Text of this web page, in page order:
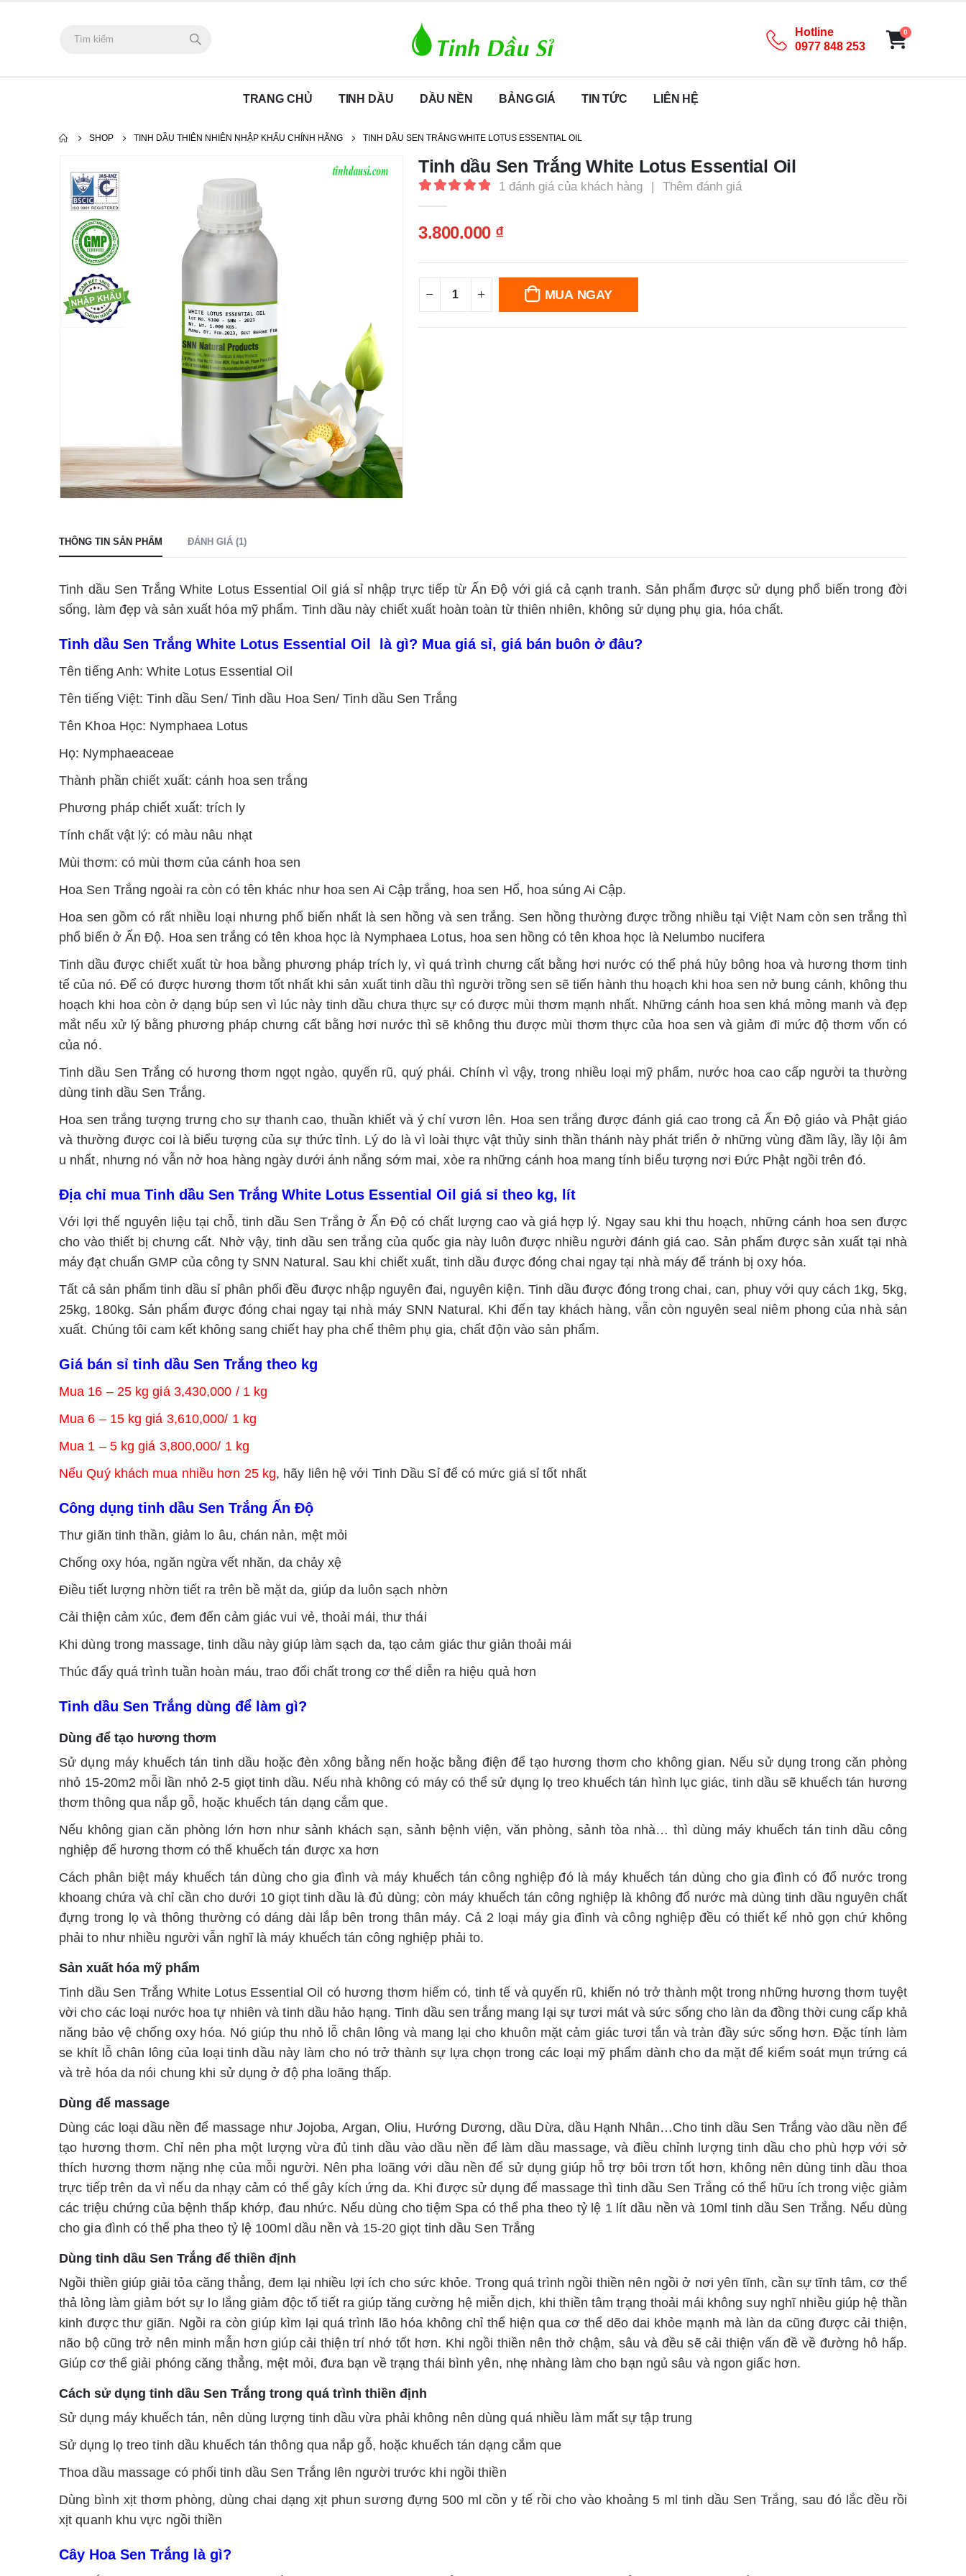
Hotline
0977 848 253
0
TRANG CHỦ TINH DẦU DẦU NỀN BẢNG GIÁ TIN TỨC LIÊN HỆ
SHOP TINH DẦU THIÊN NHIÊN NHẬP KHẨU CHÍNH HÃNG TINH DẦU SEN TRẮNG WHITE LOTUS ESSENTIAL OIL
Tinh dầu Sen Trắng White Lotus Essential Oil
1 đánh giá của khách hàng | Thêm đánh giá
3.800.000 ₫
MUA NGAY
THÔNG TIN SẢN PHẨM ĐÁNH GIÁ (1)
Tinh dầu Sen Trắng White Lotus Essential Oil giá sỉ nhập trực tiếp từ Ấn Độ với giá cả cạnh tranh. Sản phẩm được sử dụng phổ biến trong đời
sống, làm đẹp và sản xuất hóa mỹ phẩm. Tinh dầu này chiết xuất hoàn toàn từ thiên nhiên, không sử dụng phụ gia, hóa chất.
Tinh dầu Sen Trắng White Lotus Essential Oil là gì? Mua giá sỉ, giá bán buôn ở đâu?
Tên tiếng Anh: White Lotus Essential Oil
Tên tiếng Việt: Tinh dầu Sen/ Tinh dầu Hoa Sen/ Tinh dầu Sen Trắng
Tên Khoa Học: Nymphaea Lotus
Họ: Nymphaeaceae
Thành phần chiết xuất: cánh hoa sen trắng
Phương pháp chiết xuất: trích ly
Tính chất vật lý: có màu nâu nhạt
Mùi thơm: có mùi thơm của cánh hoa sen
Hoa Sen Trắng ngoài ra còn có tên khác như hoa sen Ai Cập trắng, hoa sen Hổ, hoa súng Ai Cập.
Hoa sen gồm có rất nhiều loại nhưng phổ biến nhất là sen hồng và sen trắng. Sen hồng thường được trồng nhiều tại Việt Nam còn sen trắng thì
phổ biến ở Ấn Độ. Hoa sen trắng có tên khoa học là Nymphaea Lotus, hoa sen hồng có tên khoa học là Nelumbo nucifera
Tinh dầu được chiết xuất từ hoa bằng phương pháp trích ly, vì quá trình chưng cất bằng hơi nước có thể phá hủy bông hoa và hương thơm tinh
tế của nó. Để có được hương thơm tốt nhất khi sản xuất tinh dầu thì người trồng sen sẽ tiến hành thu hoạch khi hoa sen nở bung cánh, không thu
hoạch khi hoa còn ở dạng búp sen vì lúc này tinh dầu chưa thực sự có được mùi thơm mạnh nhất. Những cánh hoa sen khá mỏng manh và đẹp
mắt nếu xử lý bằng phương pháp chưng cất bằng hơi nước thì sẽ không thu được mùi thơm thực của hoa sen và giảm đi mức độ thơm vốn có
của nó.
Tinh dầu Sen Trắng có hương thơm ngọt ngào, quyến rũ, quý phái. Chính vì vậy, trong nhiều loại mỹ phẩm, nước hoa cao cấp người ta thường
dùng tinh dầu Sen Trắng.
Hoa sen trắng tượng trưng cho sự thanh cao, thuần khiết và ý chí vươn lên. Hoa sen trắng được đánh giá cao trong cả Ấn Độ giáo và Phật giáo
và thường được coi là biểu tượng của sự thức tỉnh. Lý do là vì loài thực vật thủy sinh thần thánh này phát triển ở những vùng đầm lầy, lầy lội âm
u nhất, nhưng nó vẫn nở hoa hàng ngày dưới ánh nắng sớm mai, xòe ra những cánh hoa mang tính biểu tượng nơi Đức Phật ngồi trên đó.
Địa chỉ mua Tinh dầu Sen Trắng White Lotus Essential Oil giá sỉ theo kg, lít
Với lợi thế nguyên liệu tại chỗ, tinh dầu Sen Trắng ở Ấn Độ có chất lượng cao và giá hợp lý. Ngay sau khi thu hoạch, những cánh hoa sen được
cho vào thiết bị chưng cất. Nhờ vậy, tinh dầu sen trắng của quốc gia này luôn được nhiều người đánh giá cao. Sản phẩm được sản xuất tại nhà
máy đạt chuẩn GMP của công ty SNN Natural. Sau khi chiết xuất, tinh dầu được đóng chai ngay tại nhà máy để tránh bị oxy hóa.
Tất cả sản phẩm tinh dầu sỉ phân phối đều được nhập nguyên đai, nguyên kiện. Tinh dầu được đóng trong chai, can, phuy với quy cách 1kg, 5kg,
25kg, 180kg. Sản phẩm được đóng chai ngay tại nhà máy SNN Natural. Khi đến tay khách hàng, vẫn còn nguyên seal niêm phong của nhà sản
xuất. Chúng tôi cam kết không sang chiết hay pha chế thêm phụ gia, chất độn vào sản phẩm.
Giá bán sỉ tinh dầu Sen Trắng theo kg
Mua 16 – 25 kg giá 3,430,000 / 1 kg
Mua 6 – 15 kg giá 3,610,000/ 1 kg
Mua 1 – 5 kg giá 3,800,000/ 1 kg
Nếu Quý khách mua nhiều hơn 25 kg, hãy liên hệ với Tinh Dầu Sỉ để có mức giá sỉ tốt nhất
Công dụng tinh dầu Sen Trắng Ấn Độ
Thư giãn tinh thần, giảm lo âu, chán nản, mệt mỏi
Chống oxy hóa, ngăn ngừa vết nhăn, da chảy xệ
Điều tiết lượng nhờn tiết ra trên bề mặt da, giúp da luôn sạch nhờn
Cải thiện cảm xúc, đem đến cảm giác vui vẻ, thoải mái, thư thái
Khi dùng trong massage, tinh dầu này giúp làm sạch da, tạo cảm giác thư giản thoải mái
Thúc đẩy quá trình tuần hoàn máu, trao đổi chất trong cơ thể diễn ra hiệu quả hơn
Tinh dầu Sen Trắng dùng để làm gì?
Dùng để tạo hương thơm
Sử dụng máy khuếch tán tinh dầu hoặc đèn xông bằng nến hoặc bằng điện để tạo hương thơmcho không gian. Nếu sử dụng trong căn phòng
nhỏ 15-20m2 mỗi lần nhỏ 2-5 giọt tinh dầu. Nếu nhà không có máy có thể sử dụng lọ treo khuếch tán hình lục giác, tinh dầu sẽ khuếch tán hương
thơm thông qua nắp gỗ, hoặc khuếch tán dạng cắm que.
Nếu không gian căn phòng lớn hơn như sảnh khách sạn, sảnh bệnh viện, văn phòng, sảnh tòa nhà… thì dùng máy khuếch tán tinh dầu công
nghiệp để hương thơm có thể khuếch tán được xa hơn
Cách phân biệt máy khuếch tán dùng cho gia đình và máy khuếch tán công nghiệp đó là máy khuếch tán dùng cho gia đình có đổ nước trong
khoang chứa và chỉ cần cho dưới 10 giọt tinh dầu là đủ dùng; còn máy khuếch tán công nghiệp là không đổ nước mà dùng tinh dầu nguyên chất
đựng trong lọ và thông thường có dáng dài lắp bên trong thân máy. Cả 2 loại máy gia đình và công nghiệp đều có thiết kế nhỏ gọn chứ không
phải to như nhiều người vẫn nghĩ là máy khuếch tán công nghiệp phải to.
Sản xuất hóa mỹ phẩm
Tinh dầu Sen Trắng White Lotus Essential Oil có hương thơm hiếm có, tinh tế và quyến rũ, khiến nó trở thành một trong những hương thơm tuyệt
vời cho các loại nước hoa tự nhiên và tinh dầu hảo hạng. Tinh dầu sen trắng mang lại sự tươi mát và sức sống cho làn da đồng thời cung cấp khả
năng bảo vệ chống oxy hóa. Nó giúp thu nhỏ lỗ chân lông và mang lại cho khuôn mặt cảm giác tươi tắn và tràn đầy sức sống hơn. Đặc tính làm
se khít lỗ chân lông của loại tinh dầu này làm cho nó trở thành sự lựa chọn trong các loại mỹ phẩm dành cho da mặt để kiểm soát mụn trứng cá
và trẻ hóa da nói chung khi sử dụng ở độ pha loãng thấp.
Dùng để massage
Dùng các loại dầu nền để massage như Jojoba, Argan, Oliu, Hướng Dương, dầu Dừa, dầu Hạnh Nhân…Cho tinh dầu Sen Trắng vào dầu nền để
tạo hương thơm. Chỉ nên pha một lượng vừa đủ tinh dầu vào dầu nền để làm dầu massage, và điều chỉnh lượng tinh dầu cho phù hợp với sở
thích hương thơm nặng nhẹ của mỗi người. Nên pha loãng với dầu nền để sử dụng giúp hỗ trợ bôi trơn tốt hơn, không nên dùng tinh dầu thoa
trực tiếp trên da vì nếu da nhạy cảm có thể gây kích ứng da. Khi được sử dụng để massage thì tinh dầu Sen Trắng có thể hữu ích trong việc giảm
các triệu chứng của bệnh thấp khớp, đau nhức. Nếu dùng cho tiệm Spa có thể pha theo tỷ lệ 1 lít dầu nền và 10ml tinh dầu Sen Trắng. Nếu dùng
cho gia đình có thể pha theo tỷ lệ 100ml dầu nền và 15-20 giọt tinh dầu Sen Trắng
Dùng tinh dầu Sen Trắng để thiền định
Ngồi thiền giúp giải tỏa căng thẳng, đem lại nhiều lợi ích cho sức khỏe. Trong quá trình ngồi thiền nên ngồi ở nơi yên tĩnh, cần sự tĩnh tâm, cơ thể
thả lỏng làm giảm bớt sự lo lắng giảm độc tố tiết ra giúp tăng cường hệ miễn dịch, khi thiền tâm trạng thoải mái không suy nghĩ nhiều giúp hệ thần
kinh được thư giãn. Ngồi ra còn giúp kìm lại quá trình lão hóa không chỉ thể hiện qua cơ thể dẽo dai khỏe mạnh mà làn da cũng được cải thiện,
não bộ cũng trở nên minh mẫn hơn giúp cải thiện trí nhớ tốt hơn. Khi ngồi thiền nên thở chậm, sâu và đều sẽ cải thiện vấn đề về đường hô hấp.
Giúp cơ thể giải phóng căng thẳng, mệt mỏi, đưa bạn về trạng thái bình yên, nhẹ nhàng làm cho bạn ngủ sâu và ngon giấc hơn.
Cách sử dụng tinh dầu Sen Trắng trong quá trình thiền định
Sử dụng máy khuếch tán, nên dùng lượng tinh dầu vừa phải không nên dùng quá nhiều làm mất sự tập trung
Sử dụng lọ treo tinh dầu khuếch tán thông qua nắp gỗ, hoặc khuếch tán dạng cắm que
Thoa dầu massage có phối tinh dầu Sen Trắng lên người trước khi ngồi thiền
Dùng bình xịt thơm phòng, dùng chai dạng xịt phun sương đựng 500 ml cồn y tế rồi cho vào khoảng 5 ml tinh dầu Sen Trắng, sau đó lắc đều rồi
xịt quanh khu vực ngồi thiền
Cây Hoa Sen Trắng là gì?